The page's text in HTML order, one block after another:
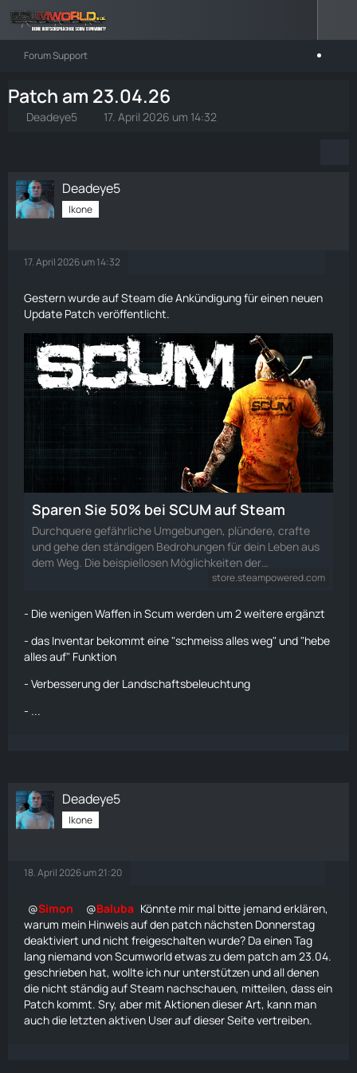
Forum Support
Patch am 23.04.26
Deadeye5 17. April 2026 um 14:32
Deadeye5
Ikone
17. April 2026 um 14:32
Gestern wurde auf Steam die Ankündigung für einen neuen
Update Patch veröffentlicht.
Sparen Sie 50% bei SCUM auf Steam
Durchquere gefährliche Umgebungen, plündere, crafte
und gehe den ständigen Bedrohungen für dein Leben aus
dem Weg. Die beispiellosen Möglichkeiten der…
store.steampowered.com
- Die wenigen Waffen in Scum werden um 2 weitere ergänzt
- das Inventar bekommt eine "schmeiss alles weg" und "hebe
alles auf" Funktion
- Verbesserung der Landschaftsbeleuchtung
- ...
Deadeye5
Ikone
18. April 2026 um 21:20
Simon Baluba Könnte mir mal bitte jemand erklären,
warum mein Hinweis auf den patch nächsten Donnerstag
deaktiviert und nicht freigeschalten wurde? Da einen Tag
lang niemand von Scumworld etwas zu dem patch am 23.04.
geschrieben hat, wollte ich nur unterstützen und all denen
die nicht ständig auf Steam nachschauen, mitteilen, dass ein
Patch kommt. Sry, aber mit Aktionen dieser Art, kann man
auch die letzten aktiven User auf dieser Seite vertreiben.